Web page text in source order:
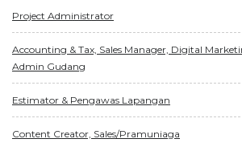
Project Administrator
Accounting & Tax, Sales Manager, Digital
Admin Gudang
Estimator & Pengawas Lapangan
Content Creator, Sales/Pramuniaga